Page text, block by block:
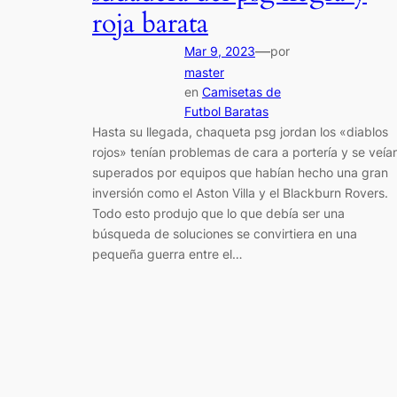
roja barata
Mar 9, 2023—por
master
en Camisetas de
Futbol Baratas
Hasta su llegada, chaqueta psg jordan los «diablos
rojos» tenían problemas de cara a portería y se
superados por equipos que habían hecho una gran
inversión como el Aston Villa y el Blackburn Rovers.
Todo esto produjo que lo que debía ser una
búsqueda de soluciones se convirtiera en una
pequeña guerra entre el…